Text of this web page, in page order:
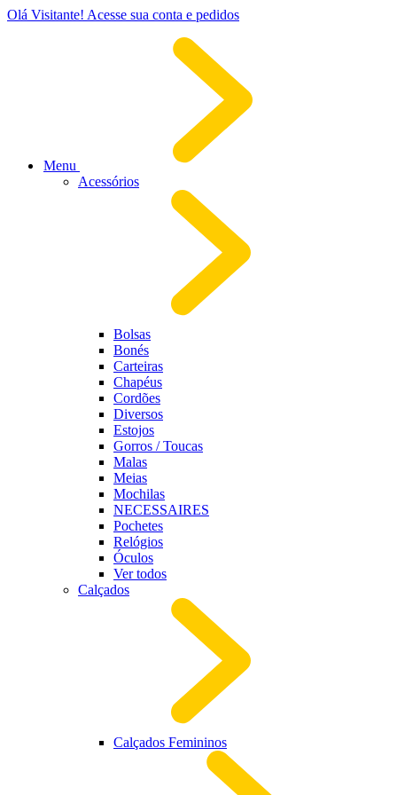
Olá Visitante! Acesse sua conta e pedidos
Menu
Acessórios
Bolsas
Bonés
Carteiras
Chapéus
Cordões
Diversos
Estojos
Gorros / Toucas
Malas
Meias
Mochilas
NECESSAIRES
Pochetes
Relógios
Óculos
Ver todos
Calçados
Calçados Femininos